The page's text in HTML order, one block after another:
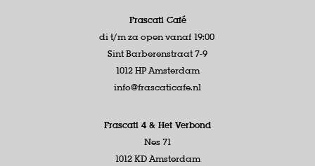
Frascati Café
di t/m za open vanaf 19:00
Sint Barberenstraat 7-9
1012 HP Amsterdam
info@frascaticafe.nl
Frascati 4 & Het Verbond
Nes 71
1012 KD Amsterdam